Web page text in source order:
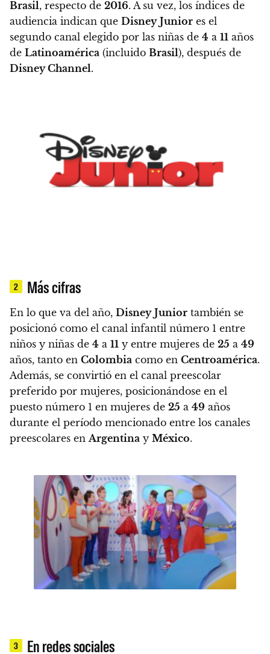
Brasil, respecto de 2016. A su vez, los índices de
audiencia indican que Disney Junior es el
segundo canal elegido por las niñas de 4 a 11 años
de Latinoamérica (incluido Brasil), después de
Disney Channel.
2 Más cifras
En lo que va del año, Disney Junior también se
posicionó como el canal infantil número 1 entre
niños y niñas de 4 a 11 y entre mujeres de 25 a 49
años, tanto en Colombia como en Centroamérica.
Además, se convirtió en el canal preescolar
preferido por mujeres, posicionándose en el
puesto número 1 en mujeres de 25 a 49 años
durante el período mencionado entre los canales
preescolares enArgentina y México.
3 En redes sociales